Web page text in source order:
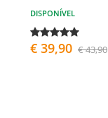
DISPONÍVEL
€ 39,90 € 43,90